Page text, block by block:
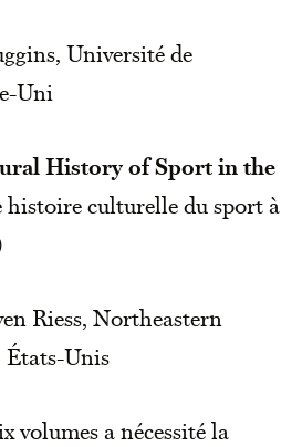
Université de
Uni
History of Sport in the
histoire culturelle du sport à
Riess, Northeastern
Unis
volumes a nécessité la